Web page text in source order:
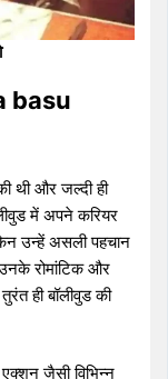
basu
थी और जल्दी ही
में अपने करियर
उन्हें असली पहचान
रोमांटिक और
ही बॉलीवुड की
जैसी विभिन्न